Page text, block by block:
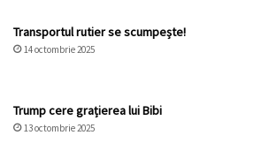
Transportul rutier se scumpește!
14 octombrie 2025
Trump cere grațierea lui Bibi
13 octombrie 2025